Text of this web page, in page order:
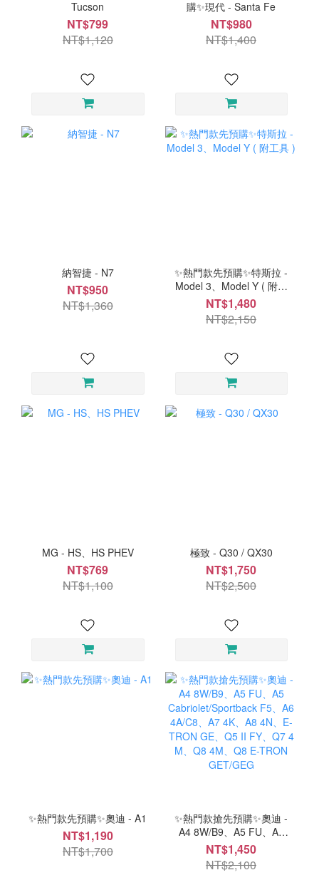
Tucson
NT$799
NT$1,120
購✨現代 - Santa Fe
NT$980
NT$1,400
納智捷 - N7
NT$950
NT$1,360
✨熱門款先預購✨特斯拉 -
Model 3、Model Y ( 附工
具 )
NT$1,480
NT$2,150
MG - HS、HS PHEV
NT$769
NT$1,100
極致 - Q30 / QX30
NT$1,750
NT$2,500
✨熱門款先預購✨奧迪 - A1
NT$1,190
NT$1,700
✨熱門款搶先預購✨奧迪 -
A4 8W/B9、A5 FU、A5
Cabriolet/Sportback F5、
A6 4A/C8、A7 4K、A8
4N、E-TRON GE、Q5 II
NT$1,450
NT$2,100